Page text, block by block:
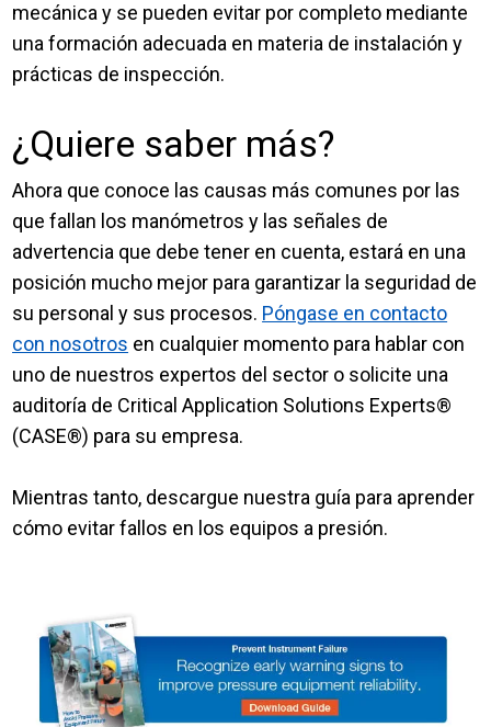
mecánica y se pueden evitar por completo mediante
una formación adecuada en materia de instalación y
prácticas de inspección.
¿Quiere saber más?
Ahora que conoce las causas más comunes por las
que fallan los manómetros y las señales de
advertencia que debe tener en cuenta, estará en una
posición mucho mejor para garantizar la seguridad de
su personal y sus procesos. Póngase en contacto
con nosotros en cualquier momento para hablar con
uno de nuestros expertos del sector o solicite una
auditoría de Critical Application Solutions Experts®
(CASE®) para su empresa.
Mientras tanto, descargue nuestra guía para aprender
cómo evitar fallos en los equipos a presión.